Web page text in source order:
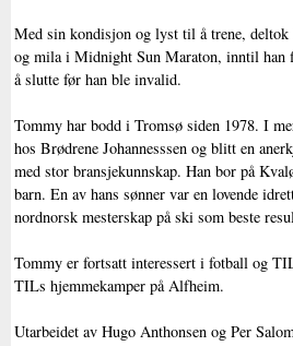
Med sin kondisjon og lyst til å trene, deltok
og mila i Midnight Sun Maraton, inntil han
å slutte før han ble invalid.
Tommy har bodd i Tromsø siden 1978. I
hos Brødrene Johannesssen og blitt en
med stor bransjekunnskap. Han bor på
barn. En av hans sønner var en lovende
nordnorsk mesterskap på ski som beste
Tommy er fortsatt interessert i fotball og
TILs hjemmekamper på Alfheim.
Utarbeidet av Hugo Anthonsen og Per